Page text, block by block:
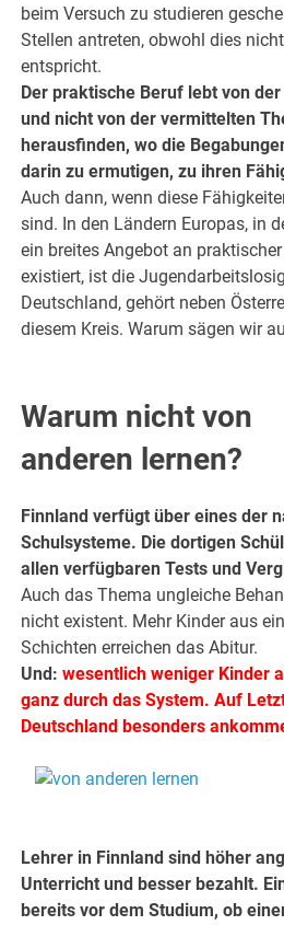
beim Versuch zu studieren
Stellen antreten, obwohl dies
entspricht.
Der praktische Beruf lebt von
und nicht von der vermittelten
herausfinden, wo die
darin zu ermutigen, zu ihren
Auch dann, wenn diese
sind. In den Ländern Europas, in
ein breites Angebot an
existiert, ist die
Deutschland, gehört neben
diesem Kreis. Warum sägen wir
Warum nicht von
anderen lernen?
Finnland verfügt über eines der
Schulsysteme. Die dortigen
allen verfügbaren Tests und
Auch das Thema ungleiche
nicht existent. Mehr Kinder aus
Schichten erreichen das Abitur.
Und:wesentlich weniger Kinder
ganz durch das System. Auf
Deutschland besonders
Lehrer in Finnland sind höher
Unterricht und besser bezahlt.
bereits vor dem Studium, ob